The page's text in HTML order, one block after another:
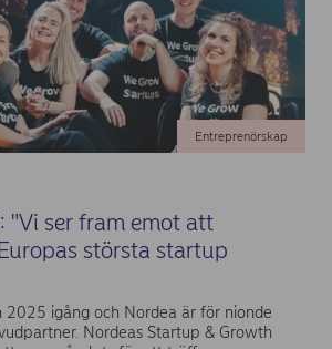
Entreprenörskap
"Vi ser fram emot att
största startup
2025 igång och Nordea är för nionde
Nordeas Startup & Growth